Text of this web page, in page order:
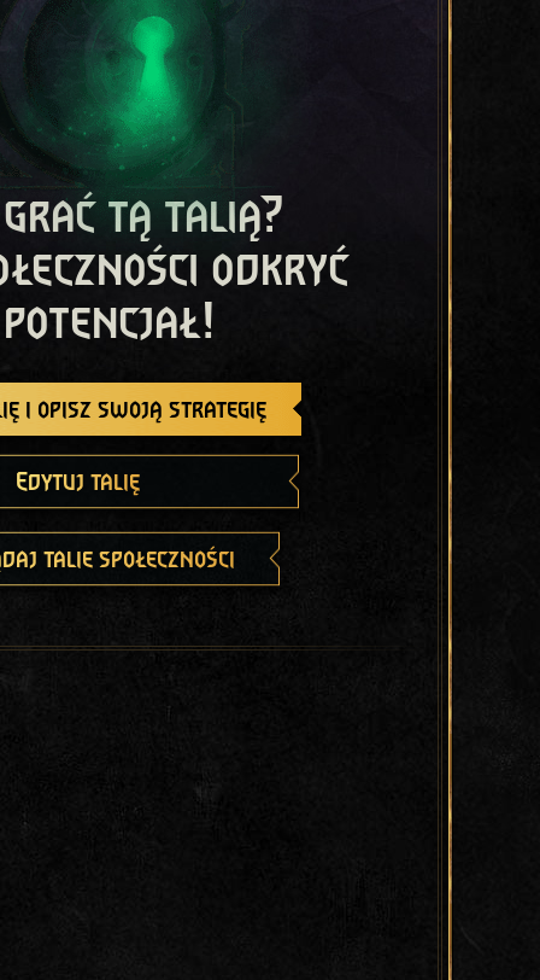
grać tą talią?
odkryć
i opisz swoją strategię
Edytuj talię
talie społeczności